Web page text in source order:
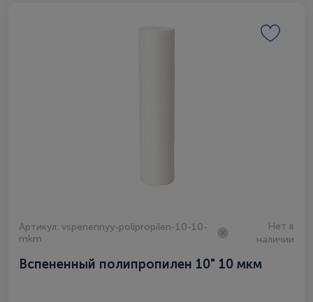
Артикул: vspenennyy-polipropilen-10-10-
mkm
Нет в
наличии
Вспененный полипропилен 10" 10 мкм